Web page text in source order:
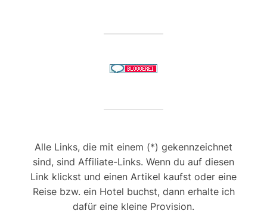
Alle Links, die mit einem (*) gekennzeichnet
sind, sind Affiliate-Links. Wenn du auf diesen
Link klickst und einen Artikel kaufst oder eine
Reise bzw. ein Hotel buchst, dann erhalte ich
dafür eine kleine Provision.